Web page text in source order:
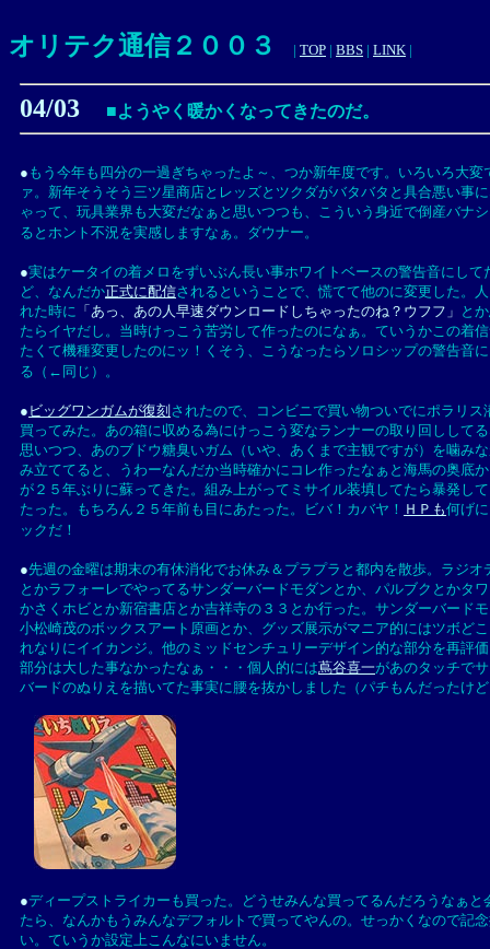
オリテク通信２００３ | TOP | BBS | LINK |
04/03 ■ようやく暖かくなってきたのだ。
● もう今年も四分の一過ぎちゃったよ～、つか新年度です。いろいろ大変
ァ。新年そうそう三ツ星商店とレッズとツクダがバタバタと具合悪い事
ゃって、玩具業界も大変だなぁと思いつつも、こういう身近で倒産バナ
るとホント不況を実感しますなぁ。ダウナー。
●実はケータイの着メロをずいぶん長い事ホワイトベースの警告音にして
ど、なんだか正式に配信されるということで、慌てて他のに変更した。
れた時に 「あっ、あの人早速ダウンロードしちゃったのね？ウフフ」 と
たらイヤだし。当時けっこう苦労して作ったのになぁ。ていうかこの着
たくて機種変更したのにッ！くそう、こうなったらソロシップの警告音
る（←同じ）。
● ビッグワンガムが復刻 されたので、コンビニで買い物ついでにポラリス
買ってみた。あの箱に収める為にけっこう変なランナーの取り回しして
思いつつ、あのブドウ糖臭いガム（いや、あくまで主観ですが）を噛み
み立ててると、うわーなんだか当時確かにコレ作ったなぁと海馬の奥底
が２５年ぶりに蘇ってきた。組み上がってミサイル装填してたら暴発し
たった。もちろん２５年前も目にあたった。ビバ！カバヤ！ ＨＰも何げ
ックだ！
●先週の金曜は期末の有休消化でお休み＆プラプラと都内を散歩。ラジオ
とかラフォーレでやってるサンダーバードモダンとか、パルブクとかタ
かさくホビとか新宿書店とか吉祥寺の３３とか行った。サンダーバード
小松崎茂のボックスアート原画とか、グッズ展示がマニア的にはツボど
れなりにイイカンジ。他のミッドセンチュリーデザイン的な部分を再評
部分は大した事なかったなぁ・・・個人的には蔦谷喜一があのタッチで
バードのぬりえを描いてた事実に腰を抜かしました（パチもんだったけ
●ディープストライカーも買った。どうせみんな買ってるんだろうなぁと
たら、なんかもうみんなデフォルトで買ってやんの。せっかくなので記
い。ていうか設定上こんなにいません。